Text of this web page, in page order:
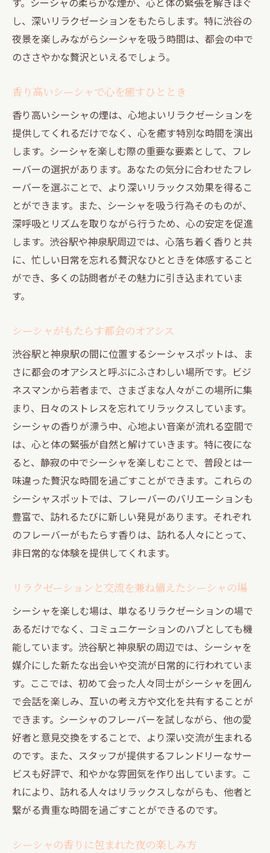
し、深いリラクゼーションをもたらします。特に渋谷の
夜景を楽しみながらシーシャを吸う時間は、都会の中で
のささやかな贅沢といえるでしょう。
香り高いシーシャで心を癒すひととき
香り高いシーシャの煙は、心地よいリラクゼーションを
提供してくれるだけでなく、心を癒す特別な時間を演出
します。シーシャを楽しむ際の重要な要素として、フレ
ーバーの選択があります。あなたの気分に合わせたフレ
ーバーを選ぶことで、より深いリラックス効果を得るこ
とができます。また、シーシャを吸う行為そのものが、
深呼吸とリズムを取りながら行うため、心の安定を促進
します。渋谷駅や神泉駅周辺では、心落ち着く香りと共
に、忙しい日常を忘れる贅沢なひとときを体感すること
ができ、多くの訪問者がその魅力に引き込まれていま
す。
シーシャがもたらす都会のオアシス
渋谷駅と神泉駅の間に位置するシーシャスポットは、ま
さに都会のオアシスと呼ぶにふさわしい場所です。ビジ
ネスマンから若者まで、さまざまな人々がこの場所に集
まり、日々のストレスを忘れてリラックスしています。
シーシャの香りが漂う中、心地よい音楽が流れる空間で
は、心と体の緊張が自然と解けていきます。特に夜にな
ると、静寂の中でシーシャを楽しむことで、普段とは一
味違った贅沢な時間を過ごすことができます。これらの
シーシャスポットでは、フレーバーのバリエーションも
豊富で、訪れるたびに新しい発見があります。それぞれ
のフレーバーがもたらす香りは、訪れる人々にとって、
非日常的な体験を提供してくれます。
リラクゼーションと交流を兼ね備えたシーシャの場
シーシャを楽しむ場は、単なるリラクゼーションの場で
あるだけでなく、コミュニケーションのハブとしても機
能しています。渋谷駅と神泉駅の周辺では、シーシャを
媒介にした新たな出会いや交流が日常的に行われていま
す。ここでは、初めて会った人々同士がシーシャを囲ん
で会話を楽しみ、互いの考え方や文化を共有することが
できます。シーシャのフレーバーを試しながら、他の愛
好者と意見交換をすることで、より深い交流が生まれる
のです。また、スタッフが提供するフレンドリーなサー
ビスも好評で、和やかな雰囲気を作り出しています。こ
れにより、訪れる人々はリラックスしながらも、他者と
繋がる貴重な時間を過ごすことができるのです。
シーシャの香りに包まれた夜の楽しみ方